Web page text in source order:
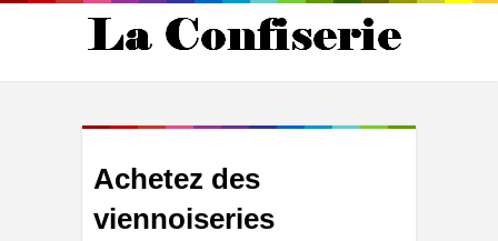
Achetez des
viennoiseries